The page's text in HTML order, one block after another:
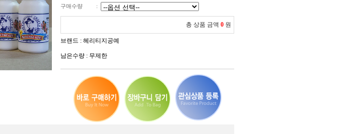
구매수량 :
총 상품 금액 0 원
브랜드 : 헤리티지공예
남은수량 : 무제한